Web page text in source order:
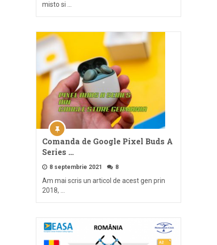
misto si …
Comanda de Google Pixel Buds A
Series …
8 septembrie 2021 8
Am mai scris un articol de acest gen prin
2018, …